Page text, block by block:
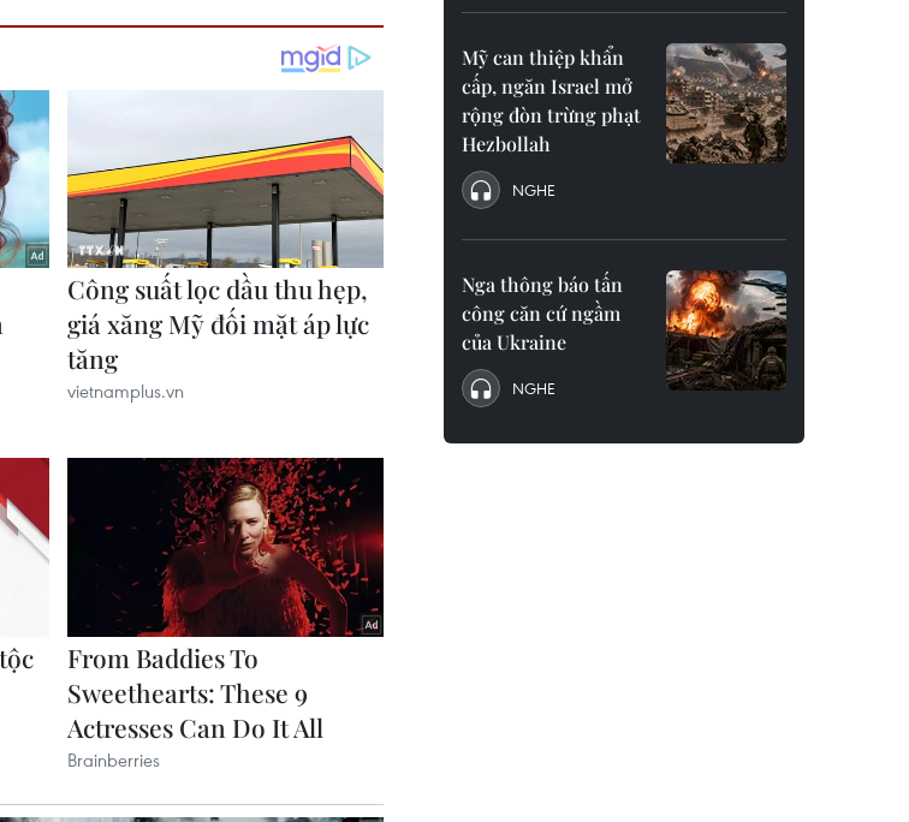
Mỹ can thiệp khẩn
cấp, ngăn Israel mở
rộng đòn trừng phạt
Hezbollah
NGHE
Nga thông báo tấn
công căn cứ ngầm
của Ukraine
NGHE